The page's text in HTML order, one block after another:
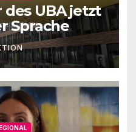
UBA jetzt
Sprache